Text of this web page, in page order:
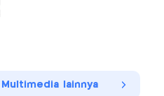
lainnya